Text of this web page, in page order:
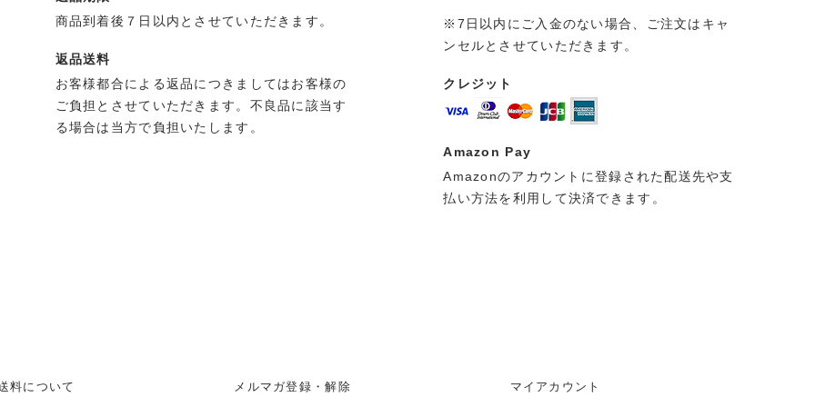
商品到着後７日以内とさせていただきます。
返品送料
お客様都合による返品につきましてはお客様の
ご負担とさせていただきます。不良品に該当す
る場合は当方で負担いたします。
※7日以内にご入金のない場合、ご注文はキャ
ンセルとさせていただきます。
クレジット
Amazon Pay
Amazonのアカウントに登録された配送先や支
払い方法を利用して決済できます。
料について メルマガ登録・解除 マイアカウント